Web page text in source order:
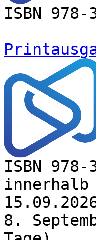
ISBN 978-
ISBN
innerhalb
8.